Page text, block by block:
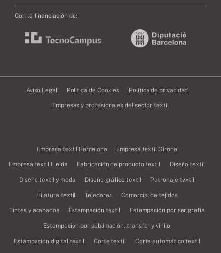
Con la financiación de:
Aviso Legal Política de Cookies Política de privacidad
Empresas y profesionales del sector textil
Empresa textil Barcelona Empresa textil Girona
Empresa textil Lleida Fabricación de producto textil Diseño textil
Diseño textil y moda Diseño gráfico textil Patronaje textil
Hilatura textil Tejedores Comercial de tejidos
Tintes y acabados Estampación textil Estampación por serigrafía
Estampación por sublimación, transfer y vinilo
Estampación digital textil Corte textil Corte automático textil